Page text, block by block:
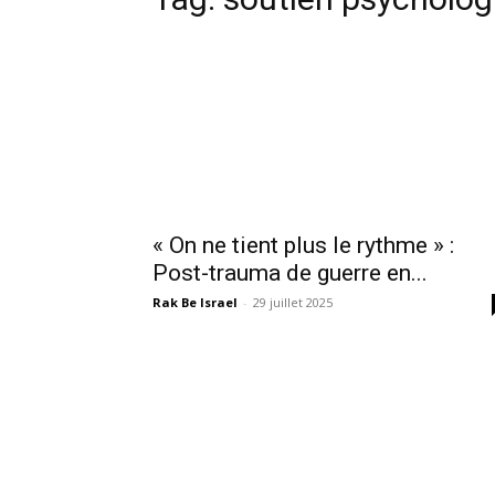
« On ne tient plus le rythme » :
Post-trauma de guerre en...
Rak Be Israel - 29 juillet 2025